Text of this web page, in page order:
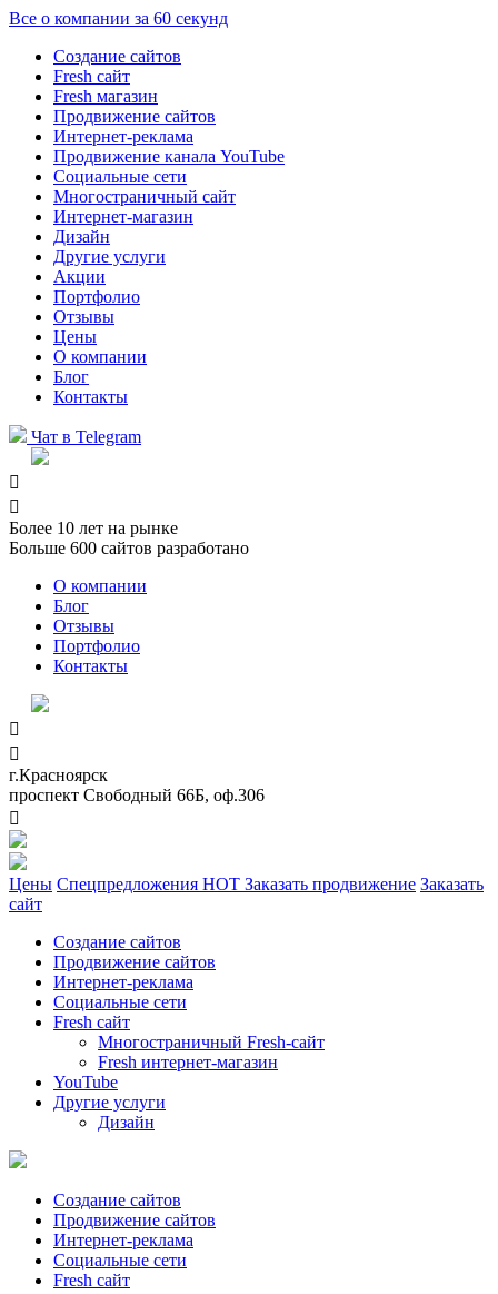
Все о компании за 60 секунд
Создание сайтов
Fresh сайт
Fresh магазин
Продвижение сайтов
Интернет-реклама
Продвижение канала YouTube
Социальные сети
Многостраничный сайт
Интернет-магазин
Дизайн
Другие услуги
Акции
Портфолио
Отзывы
Цены
О компании
Блог
Контакты
Чат в Telegram


Более 10 лет на рынке
Больше 600 сайтов разработано
О компании
Блог
Отзывы
Портфолио
Контакты


г.Красноярск
проспект Свободный 66Б, оф.306

Цены Спецпредложения HOT Заказать продвижение Заказать
сайт
Создание сайтов
Продвижение сайтов
Интернет-реклама
Социальные сети
Fresh сайт
Многостраничный Fresh-сайт
Fresh интернет-магазин
YouTube
Другие услуги
Дизайн
Создание сайтов
Продвижение сайтов
Интернет-реклама
Социальные сети
Fresh сайт